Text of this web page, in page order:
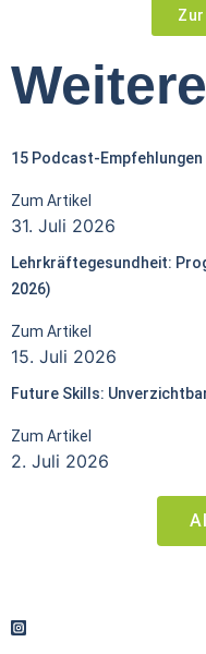
15 Podcast-
Zum Artikel
31. Juli 2026
Lehrkräftegesundheit:
2026)
Zum Artikel
15. Juli 2026
Future Skills:
Zum Artikel
2. Juli 2026